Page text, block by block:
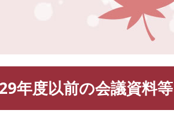
年度以前の会議資料等